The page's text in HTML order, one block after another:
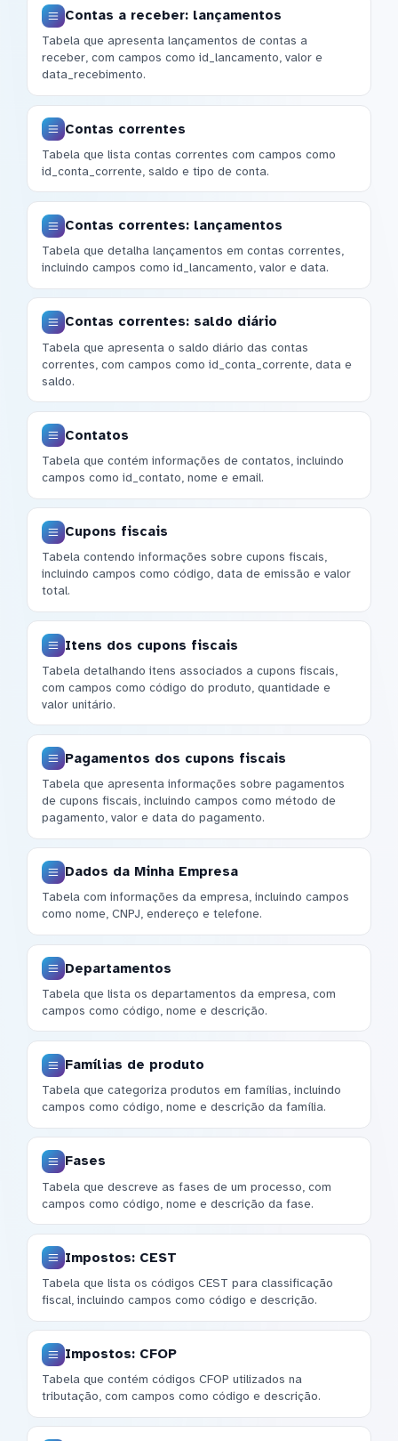
Contas a receber: lançamentos
Tabela que apresenta lançamentos de contas a
receber, com campos como id_lancamento, valor e
data_recebimento.
Contas correntes
Tabela que lista contas correntes com campos como
id_conta_corrente, saldo e tipo de conta.
Contas correntes: lançamentos
Tabela que detalha lançamentos em contas correntes,
incluindo campos como id_lancamento, valor e data.
Contas correntes: saldo diário
Tabela que apresenta o saldo diário das contas
correntes, com campos como id_conta_corrente, data e
saldo.
Contatos
Tabela que contém informações de contatos, incluindo
campos como id_contato, nome e email.
Cupons fiscais
Tabela contendo informações sobre cupons fiscais,
incluindo campos como código, data de emissão e valor
total.
Itens dos cupons fiscais
Tabela detalhando itens associados a cupons fiscais,
com campos como código do produto, quantidade e
valor unitário.
Pagamentos dos cupons fiscais
Tabela que apresenta informações sobre pagamentos
de cupons fiscais, incluindo campos como método de
pagamento, valor e data do pagamento.
Dados da Minha Empresa
Tabela com informações da empresa, incluindo campos
como nome, CNPJ, endereço e telefone.
Departamentos
Tabela que lista os departamentos da empresa, com
campos como código, nome e descrição.
Famílias de produto
Tabela que categoriza produtos em famílias, incluindo
campos como código, nome e descrição da família.
Fases
Tabela que descreve as fases de um processo, com
campos como código, nome e descrição da fase.
Impostos: CEST
Tabela que lista os códigos CEST para classificação
fiscal, incluindo campos como código e descrição.
Impostos: CFOP
Tabela que contém códigos CFOP utilizados na
tributação, com campos como código e descrição.